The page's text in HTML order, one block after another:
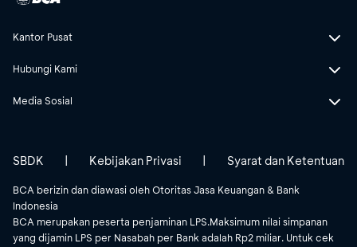
Kantor Pusat
Hubungi Kami
Media Sosial
BCA berizin dan diawasi oleh Otoritas Jasa Keuangan & Bank
Indonesia
BCA merupakan peserta penjaminan LPS.Maksimum nilai simpanan
yang dijamin LPS per Nasabah per Bank adalah Rp2 miliar. Untuk cek
SBDK | Kebijakan Privasi | Syarat dan Ketentuan